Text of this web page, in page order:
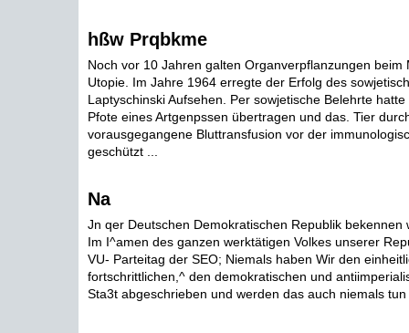
hßw Prqbkme
Noch vor 10 Jahren galten Organverpflanzungen beim
Utopie. Im Jahre 1964 erregte der Erfolg des
Laptyschinski Aufsehen. Per sowjetische Belehrte
Pfote eines Artgenpssen übertragen und das. Tier
vorausgegangene Bluttransfusion vor der
geschützt ...
Na
Jn qer Deutschen Demokratischen Republik bekennen
Im I^amen des ganzen werktätigen Volkes unserer
VU- Parteitag der SEO; Niemals haben Wir den
fortschrittlichen,^ den demokratischen und
Sta3t abgeschrieben und werden das auch niemals tun